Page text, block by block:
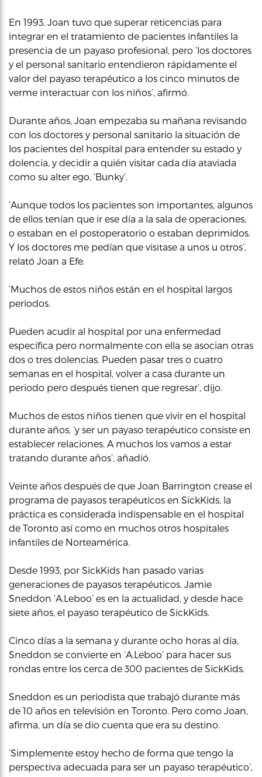
En 1993, Joan tuvo que superar reticencias para
integrar en el tratamiento de pacientes infantiles la
presencia de un payaso profesional, pero ‘los doctores
y el personal sanitario entendieron rápidamente el
valor del payaso terapéutico a los cinco minutos de
verme interactuar con los niños’, afirmó.
Durante años, Joan empezaba su mañana revisando
con los doctores y personal sanitario la situación de
los pacientes del hospital para entender su estado y
dolencia, y decidir a quién visitar cada día ataviada
como su alter ego, ‘Bunky’.
‘Aunque todos los pacientes son importantes, algunos
de ellos tenían que ir ese día a la sala de operaciones,
o estaban en el postoperatorio o estaban deprimidos.
Y los doctores me pedían que visitase a unos u otros’,
relató Joan a Efe.
‘Muchos de estos niños están en el hospital largos
periodos.
Pueden acudir al hospital por una enfermedad
específica pero normalmente con ella se asocian otras
dos o tres dolencias. Pueden pasar tres o cuatro
semanas en el hospital, volver a casa durante un
periodo pero después tienen que regresar’, dijo.
Muchos de estos niños tienen que vivir en el hospital
durante años, ‘y ser un payaso terapéutico consiste en
establecer relaciones. A muchos los vamos a estar
tratando durante años’, añadió.
Veinte años después de que Joan Barrington crease el
programa de payasos terapéuticos en SickKids, la
práctica es considerada indispensable en el hospital
de Toronto así como en muchos otros hospitales
infantiles de Norteamérica.
Desde 1993, por SickKids han pasado varias
generaciones de payasos terapéuticos. Jamie
Sneddon ‘A.Leboo’ es en la actualidad, y desde hace
siete años, el payaso terapéutico de SickKids.
Cinco días a la semana y durante ocho horas al día,
Sneddon se convierte en ‘A.Leboo’ para hacer sus
rondas entre los cerca de 300 pacientes de SickKids.
Sneddon es un periodista que trabajó durante más
de 10 años en televisión en Toronto. Pero como Joan,
afirma, un día se dio cuenta que era su destino.
‘Simplemente estoy hecho de forma que tengo la
perspectiva adecuada para ser un payaso terapéutico’,